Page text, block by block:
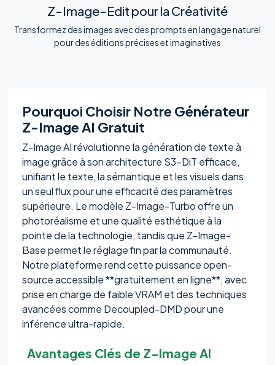
Z-Image-Edit pour la Créativité
Transformez des images avec des prompts en langage naturel
pour des éditions précises et imaginatives
Pourquoi Choisir Notre Générateur
Z-Image AI Gratuit
Z-Image AI révolutionne la génération de texte à
image grâce à son architecture S3-DiT efficace,
unifiant le texte, la sémantique et les visuels dans
un seul flux pour une efficacité des paramètres
supérieure. Le modèle Z-Image-Turbo offre un
photoréalisme et une qualité esthétique à la
pointe de la technologie, tandis que Z-Image-
Base permet le réglage fin par la communauté.
Notre plateforme rend cette puissance open-
source accessible **gratuitement en ligne**, avec
prise en charge de faible VRAM et des techniques
avancées comme Decoupled-DMD pour une
inférence ultra-rapide.
Avantages Clés de Z-Image AI